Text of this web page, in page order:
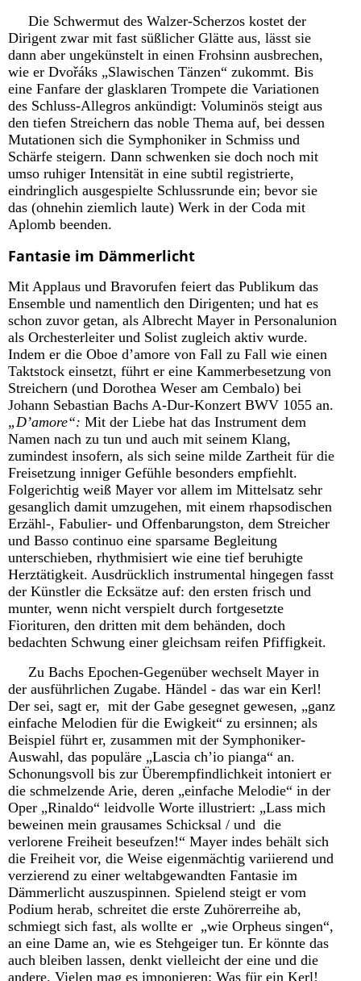
Die Schwermut des Walzer-Scherzos kostet der
Dirigent zwar mit fast süßlicher Glätte aus, lässt sie
dann aber ungekünstelt in einen Frohsinn ausbrechen,
wie er Dvořáks „Slawischen Tänzen“ zukommt. Bis
eine Fanfare der glasklaren Trompete die Variationen
des Schluss-Allegros ankündigt: Voluminös steigt aus
den tiefen Streichern das noble Thema auf, bei dessen
Mutationen sich die Symphoniker in Schmiss und
Schärfe steigern. Dann schwenken sie doch noch mit
umso ruhiger Intensität in eine subtil registrierte,
eindringlich ausgespielte Schlussrunde ein; bevor sie
das (ohnehin ziemlich laute) Werk in der Coda mit
Aplomb beenden.
Fantasie im Dämmerlicht
Mit Applaus und Bravorufen feiert das Publikum das
Ensemble und namentlich den Dirigenten; und hat es
schon zuvor getan, als Albrecht Mayer in Personalunion
als Orchesterleiter und Solist zugleich aktiv wurde.
Indem er die Oboe d’amore von Fall zu Fall wie einen
Taktstock einsetzt, führt er eine Kammerbesetzung von
Streichern (und Dorothea Weser am Cembalo) bei
Johann Sebastian Bachs A-Dur-Konzert BWV 1055 an.
„D’amore“: Mit der Liebe hat das Instrument dem
Namen nach zu tun und auch mit seinem Klang,
zumindest insofern, als sich seine milde Zartheit für die
Freisetzung inniger Gefühle besonders empfiehlt.
Folgerichtig weiß Mayer vor allem im Mittelsatz sehr
gesanglich damit umzugehen, mit einem rhapsodischen
Erzähl-, Fabulier- und Offenbarungston, dem Streicher
und Basso continuo eine sparsame Begleitung
unterschieben, rhythmisiert wie eine tief beruhigte
Herztätigkeit. Ausdrücklich instrumental hingegen fasst
der Künstler die Ecksätze auf: den ersten frisch und
munter, wenn nicht verspielt durch fortgesetzte
Fiorituren, den dritten mit dem behänden, doch
bedachten Schwung einer gleichsam reifen Pfiffigkeit.
Zu Bachs Epochen-Gegenüber wechselt Mayer in
der ausführlichen Zugabe. Händel - das war ein Kerl!
Der sei, sagt er, mit der Gabe gesegnet gewesen, „ganz
einfache Melodien für die Ewigkeit“ zu ersinnen; als
Beispiel führt er, zusammen mit der Symphoniker-
Auswahl, das populäre „Lascia ch’io pianga“ an.
Schonungsvoll bis zur Überempfindlichkeit intoniert er
die schmelzende Arie, deren „einfache Melodie“ in der
Oper „Rinaldo“ leidvolle Worte illustriert: „Lass mich
beweinen mein grausames Schicksal / und die
verlorene Freiheit beseufzen!“ Mayer indes behält sich
die Freiheit vor, die Weise eigenmächtig variierend und
verzierend zu einer weltabgewandten Fantasie im
Dämmerlicht auszuspinnen. Spielend steigt er vom
Podium herab, schreitet die erste Zuhörerreihe ab,
schmiegt sich fast, als wollte er „wie Orpheus singen“,
an eine Dame an, wie es Stehgeiger tun. Er könnte das
auch bleiben lassen, denkt vielleicht der eine und die
andere. Vielen mag es imponieren: Was für ein Kerl!